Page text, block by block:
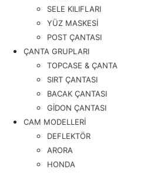
SELE KILIFLARI
YÜZ MASKESİ
POST ÇANTASI
ÇANTA GRUPLARI
TOPCASE & ÇANTA
SIRT ÇANTASI
BACAK ÇANTASI
GİDON ÇANTASI
CAM MODELLERİ
DEFLEKTÖR
ARORA
HONDA